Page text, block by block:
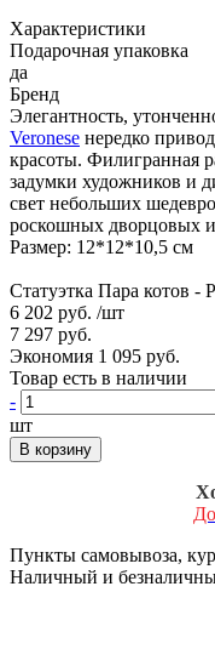
Характеристики
Подарочная упаковка
да
Бренд
Элегантность,
Veronese нередко
красоты. Филигранная
задумки художников и
свет небольших
роскошных дворцовых
Размер: 12*12*10,5 см
Статуэтка Пара котов -
6 202 руб. /шт
7 297 руб.
Экономия 1 095 руб.
Товар есть в наличии
-
шт
В корзину
Пункты самовывоза,
Наличный и